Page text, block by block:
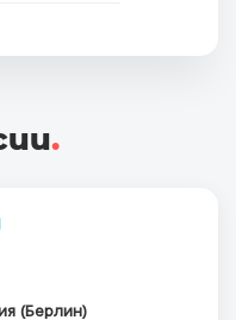
.
(Берлин)